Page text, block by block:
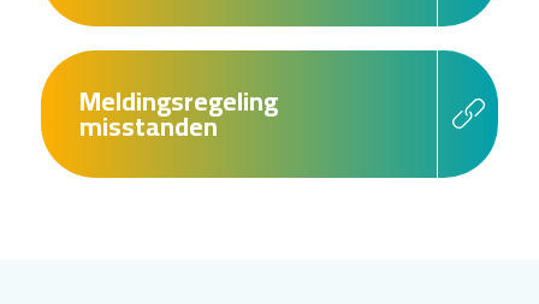
Meldingsregeling
misstanden